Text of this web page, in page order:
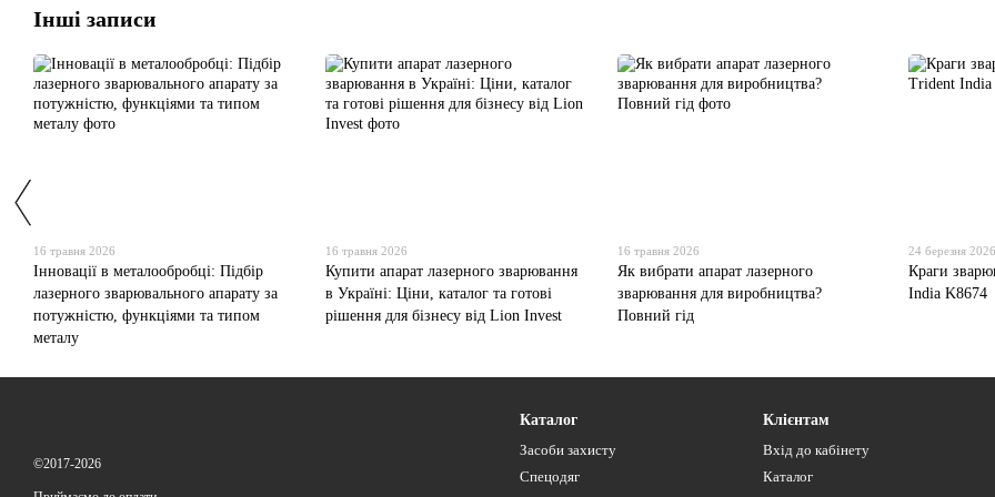
Інші записи
16 травня 2026
Інновації в металообробці: Підбір
лазерного зварювального апарату за
потужністю, функціями та типом
металу
16 травня 2026
Купити апарат лазерного зварювання
в Україні: Ціни, каталог та готові
рішення для бізнесу від Lion Invest
16 травня 2026
Як вибрати апарат лазерного
зварювання для виробництва?
Повний гід
24 березня
Краги
India K8674
©2017-2026
Каталог
Засоби захисту
Спецодяг
Клієнтам
Вхід до кабінету
Каталог